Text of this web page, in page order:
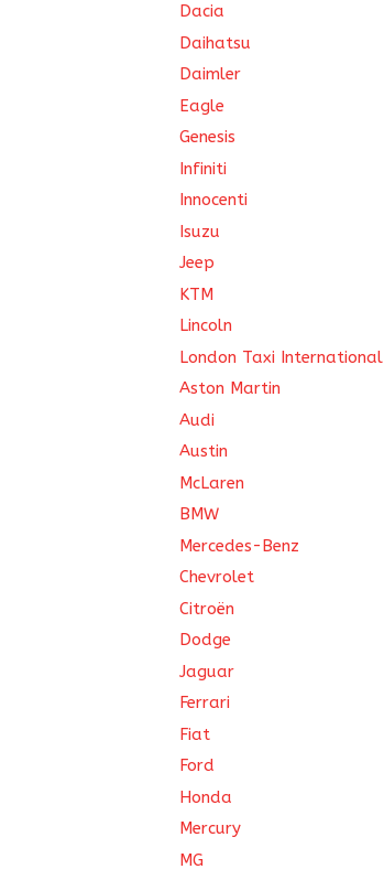
Dacia
Daihatsu
Daimler
Eagle
Genesis
Infiniti
Innocenti
Isuzu
Jeep
KTM
Lincoln
London Taxi International
Aston Martin
Audi
Austin
McLaren
BMW
Mercedes-Benz
Chevrolet
Citroën
Dodge
Jaguar
Ferrari
Fiat
Ford
Honda
Mercury
MG